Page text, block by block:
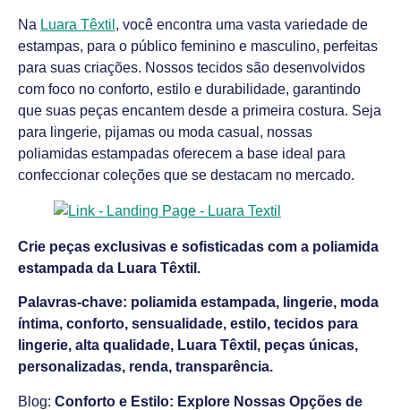
Na Luara Têxtil , você encontra uma vasta variedade de
estampas, para o público feminino e masculino, perfeitas
para suas criações. Nossos tecidos são desenvolvidos
com foco no conforto, estilo e durabilidade, garantindo
que suas peças encantem desde a primeira costura. Seja
para lingerie, pijamas ou moda casual, nossas
poliamidas estampadas oferecem a base ideal para
confeccionar coleções que se destacam no mercado.
Crie peças exclusivas e sofisticadas com a poliamida
estampada da Luara Têxtil.
Palavras-chave: poliamida estampada, lingerie, moda
íntima, conforto, sensualidade, estilo, tecidos para
lingerie, alta qualidade, Luara Têxtil, peças únicas,
personalizadas, renda, transparência.
Blog: Conforto e Estilo: Explore Nossas Opções de